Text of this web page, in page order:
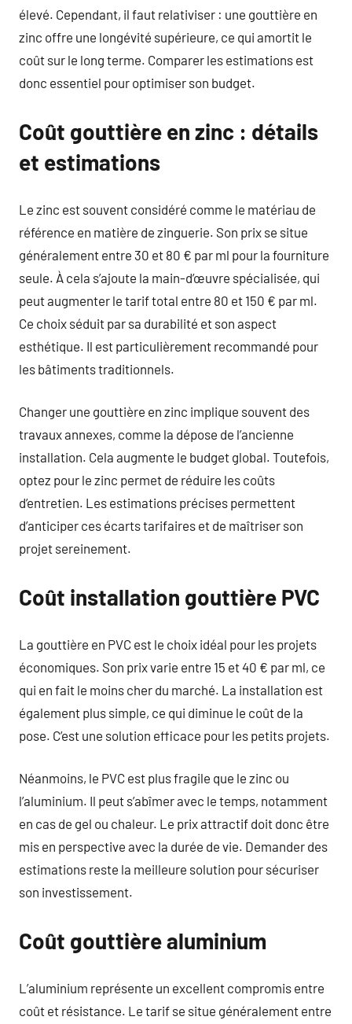
élevé. Cependant, il faut relativiser : une gouttière en
zinc offre une longévité supérieure, ce qui amortit le
coût sur le long terme. Comparer les estimations est
donc essentiel pour optimiser son budget.
Coût gouttière en zinc : détails
et estimations
Le zinc est souvent considéré comme le matériau de
référence en matière de zinguerie. Son prix se situe
généralement entre 30 et 80 € par ml pour la fourniture
seule. À cela s’ajoute la main-d’œuvre spécialisée, qui
peut augmenter le tarif total entre 80 et 150 € par ml.
Ce choix séduit par sa durabilité et son aspect
esthétique. Il est particulièrement recommandé pour
les bâtiments traditionnels.
Changer une gouttière en zinc implique souvent des
travaux annexes, comme la dépose de l’ancienne
installation. Cela augmente le budget global. Toutefois,
optez pour le zinc permet de réduire les coûts
d’entretien. Les estimations précises permettent
d’anticiper ces écarts tarifaires et de maîtriser son
projet sereinement.
Coût installation gouttière PVC
La gouttière en PVC est le choix idéal pour les projets
économiques. Son prix varie entre 15 et 40 € par ml, ce
qui en fait le moins cher du marché. La installation est
également plus simple, ce qui diminue le coût de la
pose. C’est une solution efficace pour les petits projets.
Néanmoins, le PVC est plus fragile que le zinc ou
l’aluminium. Il peut s’abîmer avec le temps, notamment
en cas de gel ou chaleur. Le prix attractif doit donc être
mis en perspective avec la durée de vie. Demander des
estimations reste la meilleure solution pour sécuriser
son investissement.
Coût gouttière aluminium
L’aluminium représente un excellent compromis entre
coût et résistance. Le tarif se situe généralement entre